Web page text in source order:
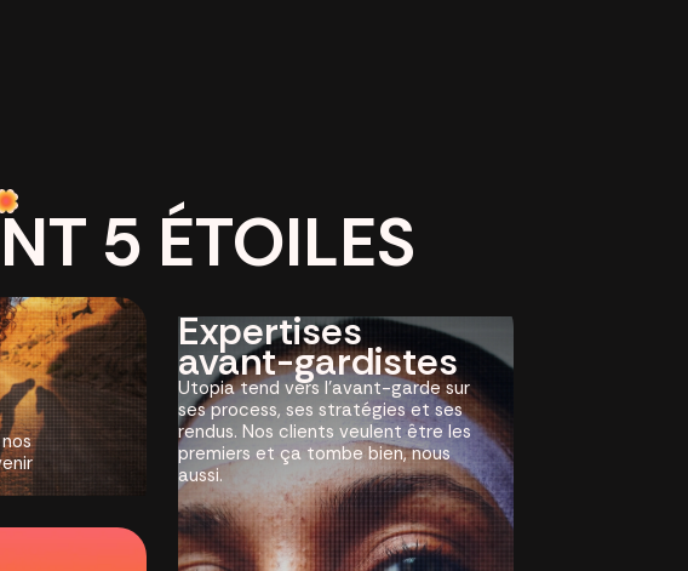
5 ÉTOILES
Expertises
avant-gardistes
Utopia tend vers l’avant-garde sur
ses process, ses stratégies et ses
rendus. Nos clients veulent être les
premiers et ça tombe bien, nous
aussi.